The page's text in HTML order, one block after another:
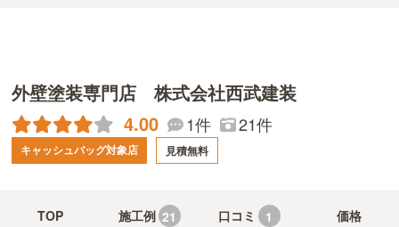
外壁塗装専門店 株式会社西武建装
4.00 1件 21件
キャッシュバッグ対象店 見積無料
TOP 施工例 21 口コミ 1 価格